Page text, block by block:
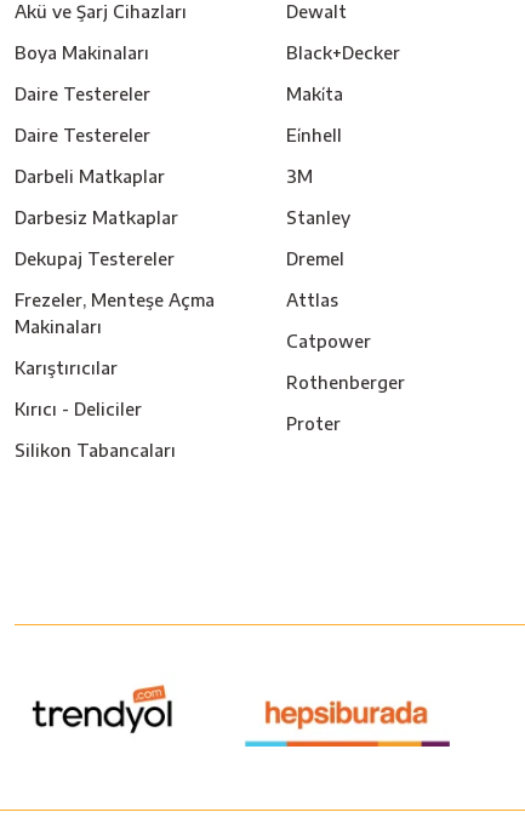
Akü ve Şarj Cihazları
Boya Makinaları
Daire Testereler
Daire Testereler
Darbeli Matkaplar
Darbesiz Matkaplar
Dekupaj Testereler
Frezeler, Menteşe Açma
Makinaları
Karıştırıcılar
Kırıcı - Deliciler
Silikon Tabancaları
Dewalt
Black+Decker
Maki̇ta
Ei̇nhell
3M
Stanley
Dremel
Attlas
Catpower
Rothenberger
Proter